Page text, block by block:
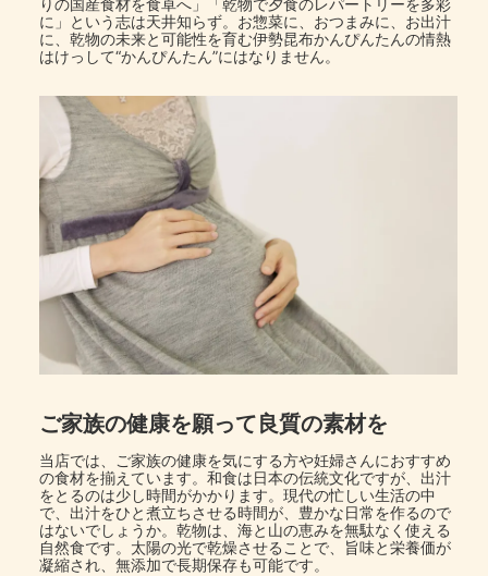
りの国産食材を食卓へ」「乾物で夕食のレパートリーを多彩
に」という志は天井知らず。お惣菜に、おつまみに、お出汁
に、乾物の未来と可能性を育む伊勢昆布かんぴんたんの情熱
はけっして“かんぴんたん”にはなりません。
ご家族の健康を願って良質の素材を
当店では、ご家族の健康を気にする方や妊婦さんにおすすめ
の食材を揃えています。和食は日本の伝統文化ですが、出汁
をとるのは少し時間がかかります。現代の忙しい生活の中
で、出汁をひと煮立ちさせる時間が、豊かな日常を作るので
はないでしょうか。乾物は、海と山の恵みを無駄なく使える
自然食です。太陽の光で乾燥させることで、旨味と栄養価が
凝縮され、無添加で長期保存も可能です。